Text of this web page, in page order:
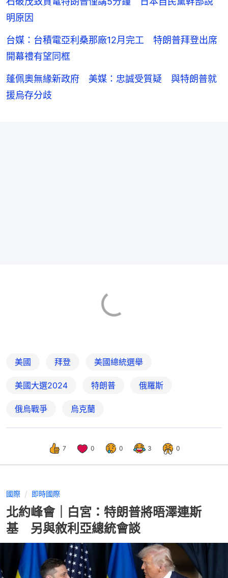
明原因
台媒：台積電亞利桑那廠12月完工 特朗普拜登出席
開幕禮有望同框
蓬佩奧無緣新政府 美媒：忠誠受質疑 與特朗普就
援烏存分歧
美國 拜登 美國總統選舉
美國大選2024 特朗普 俄羅斯
俄烏戰爭 烏克蘭
7 0 0 3 0
國際 即時國際
北約峰會｜白宮：特朗普將晤澤連斯
基 另與敘利亞總統會談